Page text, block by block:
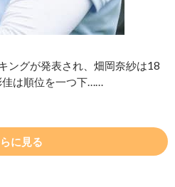
ングが発表され、畑岡奈紗は18
佳は順位を一つ下……
に見る